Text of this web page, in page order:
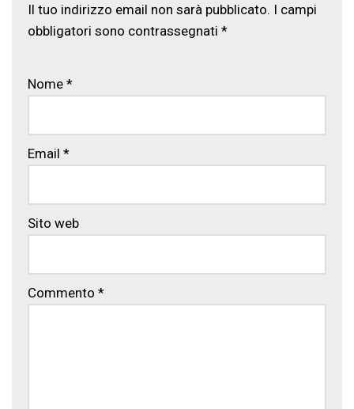
Il tuo indirizzo email non sarà pubblicato. I campi
obbligatori sono contrassegnati *
Nome *
Email *
Sito web
Commento *